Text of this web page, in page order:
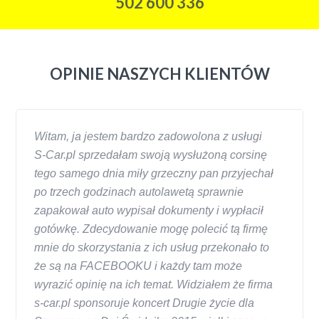
OPINIE NASZYCH KLIENTÓW
Witam, ja jestem bardzo zadowolona z usługi
S-Car.pl sprzedałam swoją wysłużoną corsinę
tego samego dnia miły grzeczny pan przyjechał
po trzech godzinach autolawetą sprawnie
zapakował auto wypisał dokumenty i wypłacił
gotówkę. Zdecydowanie mogę polecić tą firmę
mnie do skorzystania z ich usług przekonało to
że są na FACEBOOKU i każdy tam może
wyrazić opinię na ich temat. Widziałem że firma
s-car.pl sponsoruje koncert Drugie życie dla